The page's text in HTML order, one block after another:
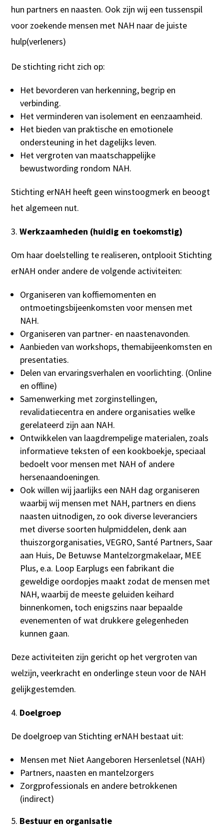
hun partners en naasten. Ook zijn wij een tussenspil
voor zoekende mensen met NAH naar de juiste
hulp(verleners)
De stichting richt zich op:
Het bevorderen van herkenning, begrip en
verbinding.
Het verminderen van isolement en eenzaamheid.
Het bieden van praktische en emotionele
ondersteuning in het dagelijks leven.
Het vergroten van maatschappelijke
bewustwording rondom NAH.
Stichting erNAH heeft geen winstoogmerk en beoogt
het algemeen nut.
Werkzaamheden (huidig en toekomstig)
Om haar doelstelling te realiseren, ontplooit Stichting
erNAH onder andere de volgende activiteiten:
Organiseren van koffiemomenten en
ontmoetingsbijeenkomsten voor mensen met
NAH.
Organiseren van partner- en naastenavonden.
Aanbieden van workshops, themabijeenkomsten en
presentaties.
Delen van ervaringsverhalen en voorlichting. (Online
en offline)
Samenwerking met zorginstellingen,
revalidatiecentra en andere organisaties welke
gerelateerd zijn aan NAH.
Ontwikkelen van laagdrempelige materialen, zoals
informatieve teksten of een kookboekje, speciaal
bedoelt voor mensen met NAH of andere
hersenaandoeningen.
Ook willen wij jaarlijks een NAH dag organiseren
waarbij wij mensen met NAH, partners en diens
naasten uitnodigen, zo ook diverse leveranciers
met diverse soorten hulpmiddelen, denk aan
thuiszorgorganisaties, VEGRO, Santé Partners, Saar
aan Huis, De Betuwse Mantelzorgmakelaar, MEE
Plus, e.a. Loop Earplugs een fabrikant die
geweldige oordopjes maakt zodat de mensen met
NAH, waarbij de meeste geluiden keihard
binnenkomen, toch enigszins naar bepaalde
evenementen of wat drukkere gelegenheden
kunnen gaan.
Deze activiteiten zijn gericht op het vergroten van
welzijn, veerkracht en onderlinge steun voor de NAH
gelijkgestemden.
Doelgroep
De doelgroep van Stichting erNAH bestaat uit:
Mensen met Niet Aangeboren Hersenletsel (NAH)
Partners, naasten en mantelzorgers
Zorgprofessionals en andere betrokkenen
(indirect)
Bestuur en organisatie